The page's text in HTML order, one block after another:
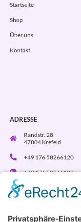
Startseite
Shop
Über uns
Kontakt
ADRESSE
Randstr. 28
47804 Krefeld
+49 176 58266120
+49 176 58266120
+48 609 953 066
partner@kotarek.com